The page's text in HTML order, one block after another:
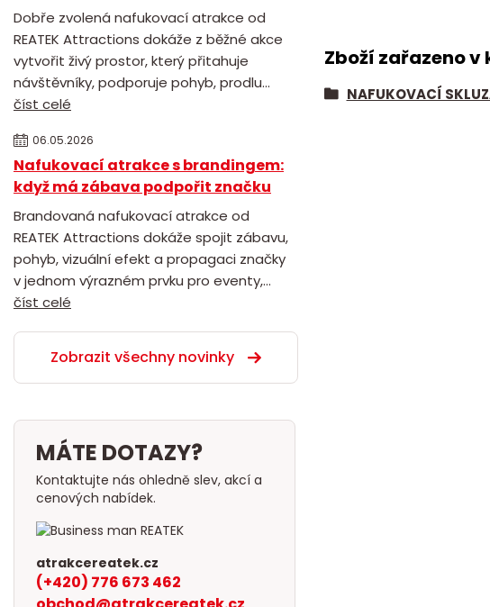
Dobře zvolená nafukovací atrakce od
REATEK Attractions dokáže z běžné akce
vytvořit živý prostor, který přitahuje
návštěvníky, podporuje pohyb, prodlu...
číst celé
06.05.2026
Nafukovací atrakce s brandingem:
když má zábava podpořit značku
Brandovaná nafukovací atrakce od
REATEK Attractions dokáže spojit zábavu,
pohyb, vizuální efekt a propagaci značky
v jednom výrazném prvku pro eventy,...
číst celé
Zobrazit všechny novinky
MÁTE DOTAZY?
Kontaktujte nás ohledně slev, akcí a
cenových nabídek.
atrakcereatek.cz
(+420) 776 673 462
Zboží zařazeno
NAFUKOVACÍ